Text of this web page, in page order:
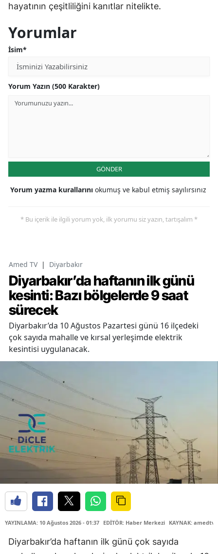
hayatının çeşitliliğini kanıtlar nitelikte.
Yorumlar
İsim*
Yorum Yazın (500 Karakter)
GÖNDER
Yorum yazma kurallarını okumuş ve kabul etmiş sayılırsınız
* Bu içerik ile ilgili yorum yok, ilk yorumu siz yazın, tartışalım *
Amed TV | Diyarbakır
Diyarbakır’da haftanın ilk günü
kesinti: Bazı bölgelerde 9 saat
sürecek
Diyarbakır’da 10 Ağustos Pazartesi günü 16 ilçedeki
çok sayıda mahalle ve kırsal yerleşimde elektrik
kesintisi uygulanacak.
YAYINLAMA: 10 Ağustos 2026 - 01:37 EDİTÖR: Haber Merkezi KAYNAK:
Diyarbakır’da haftanın ilk günü çok sayıda